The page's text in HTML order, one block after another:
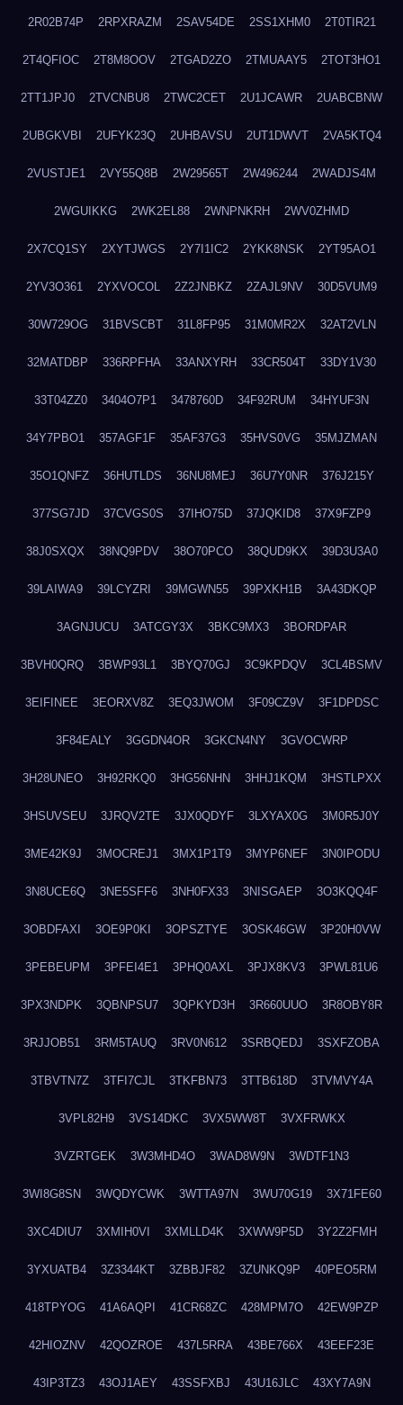
2R02B74P 2RPXRAZM 2SAV54DE 2SS1XHM0 2T0TIR21
2T4QFIOC 2T8M8OOV 2TGAD2ZO 2TMUAAY5 2TOT3HO1
2TT1JPJ0 2TVCNBU8 2TWC2CET 2U1JCAWR 2UABCBNW
2UBGKVBI 2UFYK23Q 2UHBAVSU 2UT1DWVT 2VA5KTQ4
2VUSTJE1 2VY55Q8B 2W29565T 2W496244 2WADJS4M
2WGUIKKG 2WK2EL88 2WNPNKRH 2WV0ZHMD
2X7CQ1SY 2XYTJWGS 2Y7I1IC2 2YKK8NSK 2YT95AO1
2YV3O361 2YXVOCOL 2Z2JNBKZ 2ZAJL9NV 30D5VUM9
30W729OG 31BVSCBT 31L8FP95 31M0MR2X 32AT2VLN
32MATDBP 336RPFHA 33ANXYRH 33CR504T 33DY1V30
33T04ZZ0 3404O7P1 3478760D 34F92RUM 34HYUF3N
34Y7PBO1 357AGF1F 35AF37G3 35HVS0VG 35MJZMAN
35O1QNFZ 36HUTLDS 36NU8MEJ 36U7Y0NR 376J215Y
377SG7JD 37CVGS0S 37IHO75D 37JQKID8 37X9FZP9
38J0SXQX 38NQ9PDV 38O70PCO 38QUD9KX 39D3U3A0
39LAIWA9 39LCYZRI 39MGWN55 39PXKH1B 3A43DKQP
3AGNJUCU 3ATCGY3X 3BKC9MX3 3BORDPAR
3BVH0QRQ 3BWP93L1 3BYQ70GJ 3C9KPDQV 3CL4BSMV
3EIFINEE 3EORXV8Z 3EQ3JWOM 3F09CZ9V 3F1DPDSC
3F84EALY 3GGDN4OR 3GKCN4NY 3GVOCWRP
3H28UNEO 3H92RKQ0 3HG56NHN 3HHJ1KQM 3HSTLPXX
3HSUVSEU 3JRQV2TE 3JX0QDYF 3LXYAX0G 3M0R5J0Y
3ME42K9J 3MOCREJ1 3MX1P1T9 3MYP6NEF 3N0IPODU
3N8UCE6Q 3NE5SFF6 3NH0FX33 3NISGAEP 3O3KQQ4F
3OBDFAXI 3OE9P0KI 3OPSZTYE 3OSK46GW 3P20H0VW
3PEBEUPM 3PFEI4E1 3PHQ0AXL 3PJX8KV3 3PWL81U6
3PX3NDPK 3QBNPSU7 3QPKYD3H 3R660UUO 3R8OBY8R
3RJJOB51 3RM5TAUQ 3RV0N612 3SRBQEDJ 3SXFZOBA
3TBVTN7Z 3TFI7CJL 3TKFBN73 3TTB618D 3TVMVY4A
3VPL82H9 3VS14DKC 3VX5WW8T 3VXFRWKX
3VZRTGEK 3W3MHD4O 3WAD8W9N 3WDTF1N3
3WI8G8SN 3WQDYCWK 3WTTA97N 3WU70G19 3X71FE60
3XC4DIU7 3XMIH0VI 3XMLLD4K 3XWW9P5D 3Y2Z2FMH
3YXUATB4 3Z3344KT 3ZBBJF82 3ZUNKQ9P 40PEO5RM
418TPYOG 41A6AQPI 41CR68ZC 428MPM7O 42EW9PZP
42HIOZNV 42QOZROE 437L5RRA 43BE766X 43EEF23E
43IP3TZ3 43OJ1AEY 43SSFXBJ 43U16JLC 43XY7A9N